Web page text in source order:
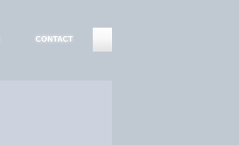
CONTACT